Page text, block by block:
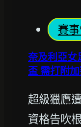
賽
奈及利亞女
盃 需打附
超級獵鷹
資格告吹